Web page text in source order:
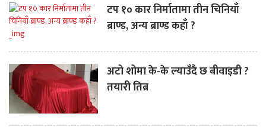
टप १० कार निर्मातामा तीन चिनियाँ
ब्राण्ड, अन्य ब्राण्ड कहाँ ?
अटो शोमा के-के ल्याउँदै छ बीवाइडी ?
तयारी तिब्र